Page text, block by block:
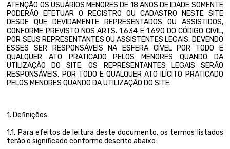
ATENÇÃO OS USUÁRIOS MENORES DE 18 ANOS DE IDADE SOMENTE
PODERÃO EFETUAR O REGISTRO OU CADASTRO NESTE SITE
DESDE QUE DEVIDAMENTE REPRESENTADOS OU ASSISTIDOS,
CONFORME PREVISTO NOS ARTS. 1.634 E 1.690 DO CÓDIGO CIVIL,
POR SEUS REPRESENTANTES OU ASSISTENTES LEGAIS, DEVENDO
ESSES SER RESPONSÁVEIS NA ESFERA CÍVEL POR TODO E
QUALQUER ATO PRATICADO PELOS MENORES QUANDO DA
UTILIZAÇÃO DO SITE. OS REPRESENTANTES LEGAIS SERÃO
RESPONSÁVEIS, POR TODO E QUALQUER ATO ILÍCITO PRATICADO
PELOS MENORES QUANDO DA UTILIZAÇÃO DO SITE.
1. Definições
1.1. Para efeitos de leitura deste documento, os termos listados
terão o significado conforme descrito abaixo: